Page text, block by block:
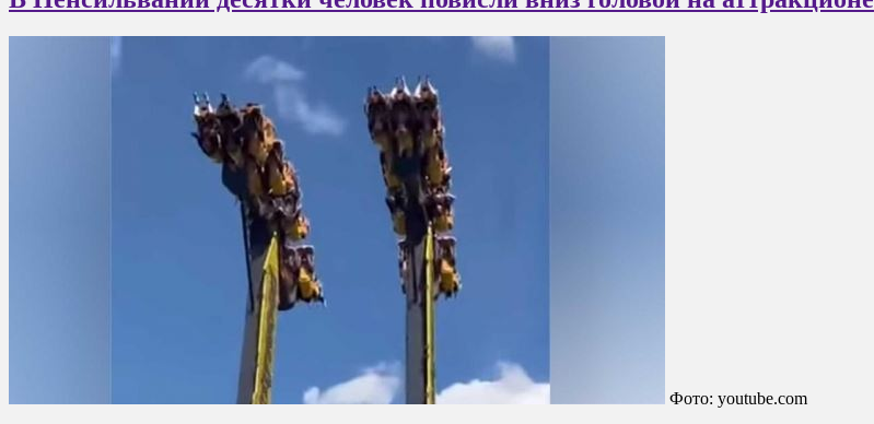
Фото: youtube.com